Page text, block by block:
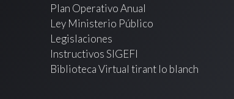
Plan Operativo Anual
Ley Ministerio Público
Legislaciones
Instructivos SIGEFI
Biblioteca Virtual tirant lo blanch